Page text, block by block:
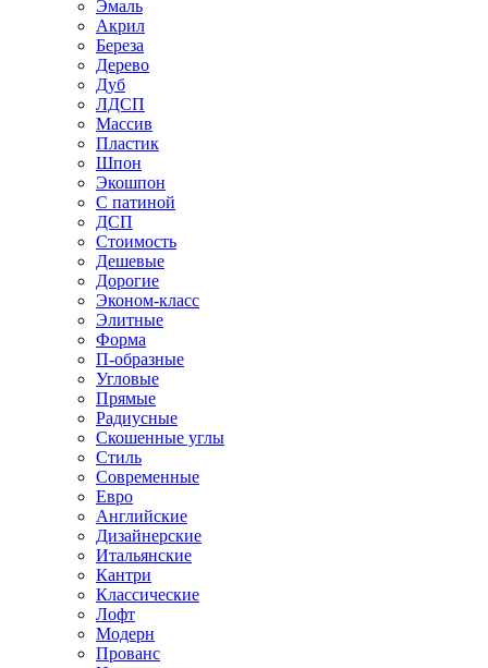
Эмаль
Акрил
Береза
Дерево
Дуб
ЛДСП
Массив
Пластик
Шпон
Экошпон
С патиной
ДСП
Стоимость
Дешевые
Дорогие
Эконом-класс
Элитные
Форма
П-образные
Угловые
Прямые
Радиусные
Скошенные углы
Стиль
Современные
Евро
Английские
Дизайнерские
Итальянские
Кантри
Классические
Лофт
Модерн
Прованс